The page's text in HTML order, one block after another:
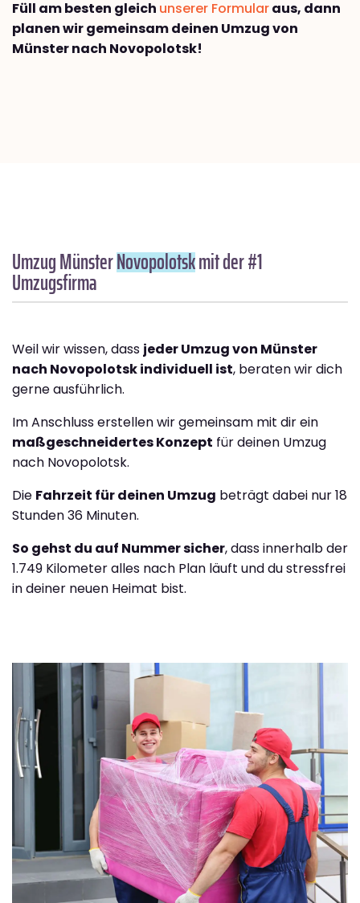
Füll am besten gleich unserer Formularaus, dann
planen wir gemeinsam deinen Umzug von
Münster nach Novopolotsk!
Umzug MünsterNovopolotskmit der #1
Umzugsfirma
Weil wir wissen, dass jeder Umzug von Münster
nach Novopolotsk individuell ist, beraten wir dich
gerne ausführlich.
Im Anschluss erstellen wir gemeinsam mit dir ein
maßgeschneidertes Konzept für deinen Umzug
nach Novopolotsk.
Die Fahrzeit für deinen Umzug beträgt dabei nur 18
Stunden 36 Minuten.
So gehst du auf Nummer sicher, dass innerhalb der
1.749 Kilometer alles nach Plan läuft und du stressfrei
in deiner neuen Heimat bist.